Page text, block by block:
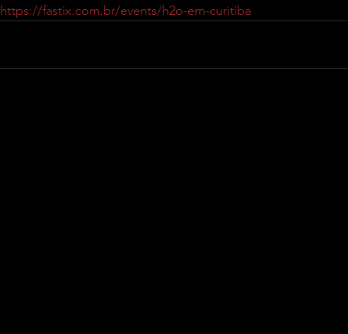
https://fastix.com.br/events/h2o-em-curitiba